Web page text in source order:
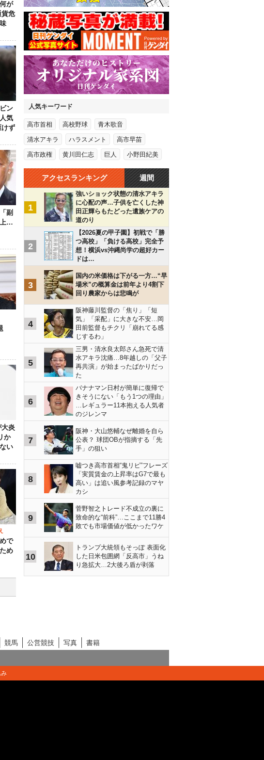
が
貨危
ン
気
けず
副
上…
炎
か
い
で
め
人気キーワード
高市首相 高校野球 青木歌音
清水アキラ ハラスメント 高市早苗
高市政権 黄川田仁志 巨人 小野田紀美
アクセスランキング 週間
1
強いショック状態の清水アキラ
に心配の声…子供を亡くした神
田正輝らもたどった遺族ケアの
道のり
2
【2026夏の甲子園】初戦で「勝
つ高校」「負ける高校」完全予
想！横浜vs沖縄尚学の超好カー
ドは…
3
国内の米価格は下がる一方…“早
場米”の概算金は前年より4割下
回り農家からは悲鳴が
4
阪神藤川監督の「焦り」「短
気」「采配」に大きな不安…岡
田前監督もチクリ「崩れてる感
じするわ」
5
三男・清水良太郎さん急死で清
水アキラ沈痛…8年越しの「父子
再共演」が始まったばかりだっ
た
6
バナナマン日村が簡単に復帰で
きそうにない「もう1つの理由」
…レギュラー11本抱える人気者
のジレンマ
7
阪神・大山悠輔なぜ離婚を自ら
公表？ 球団OBが指摘する「先
手」の狙い
8
嘘つき高市首相“鬼リピ”フレーズ
「実質賃金の上昇率はG7で最も
高い」は追い風参考記録のマヤ
カシ
9
菅野智之トレード不成立の裏に
致命的な“前科”…ここまで11勝4
敗でも市場価値が低かったワケ
10
トランプ大統領もそっぽ 表面化
した日米包囲網「反高市」うね
り急拡大…2大後ろ盾が剥落
競馬 公営競技 写真
書籍
み